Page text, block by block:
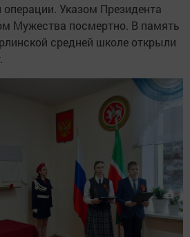
Указом Президента
Мужества посмертно. В память
средней школе открыли